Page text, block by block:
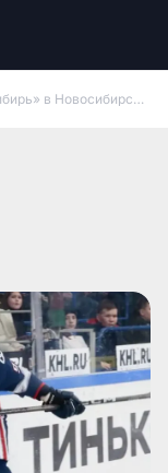
Обыгрываем «Сибирь» в Новосибирске!